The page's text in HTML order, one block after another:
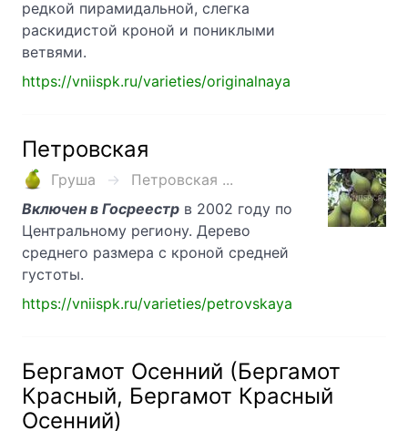
редкой пирамидальной, слегка
раскидистой кроной и пониклыми
ветвями.
https://vniispk.ru/varieties/originalnaya
Петровская
Груша
Петровская ...
Включен в Госреестр в 2002 году по
Центральному региону. Дерево
среднего размера с кроной средней
густоты.
https://vniispk.ru/varieties/petrovskaya
Бергамот Осенний (Бергамот
Красный, Бергамот Красный
Осенний)